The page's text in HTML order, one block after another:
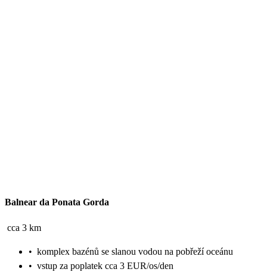
Balnear da Ponata Gorda
cca 3 km
• komplex bazénů se slanou vodou na pobřeží oceánu
• vstup za poplatek cca 3 EUR/os/den